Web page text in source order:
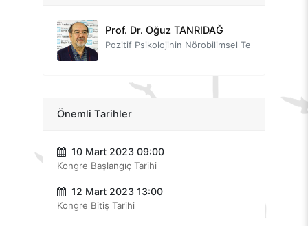
Prof. Dr. Oğuz TANRIDAĞ
Merhametten Maraz Doğar Mı?
Prof. Dr. Sırrı AKBABA
Prof. Dr. Adnan ÖMERUSTAOĞLU
Mutluluk Bilimi
Prof. Dr. Daria SUPRUN
Önemli Tarihler
10 Mart 2023 09:00
Kongre Başlangıç Tarihi
12 Mart 2023 13:00
Kongre Bitiş Tarihi